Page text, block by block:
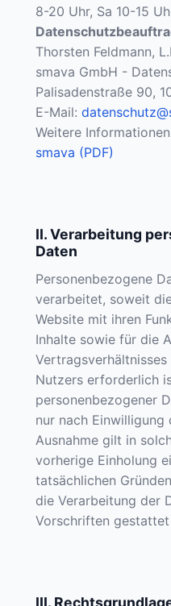
8-20 Uhr, Sa 10-15
Thorsten Feldmann,
smava GmbH -
Palisadenstraße 90,
E-Mail:
Weitere
smava (PDF)
II. Verarbeitung
Daten
Personenbezogene
verarbeitet, soweit
Website mit ihren
Inhalte sowie für die
Nutzers erforderlich
personenbezogener
nur nach Einwilligung
Ausnahme gilt in
vorherige Einholung
tatsächlichen
die Verarbeitung der
Vorschriften
III.